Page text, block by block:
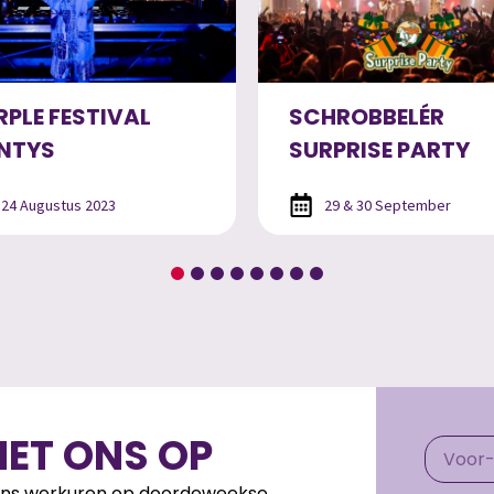
PARTY
29 & 30 September
BACK TO THE DISCO
TOUR
2022 tot heden
ONS OP